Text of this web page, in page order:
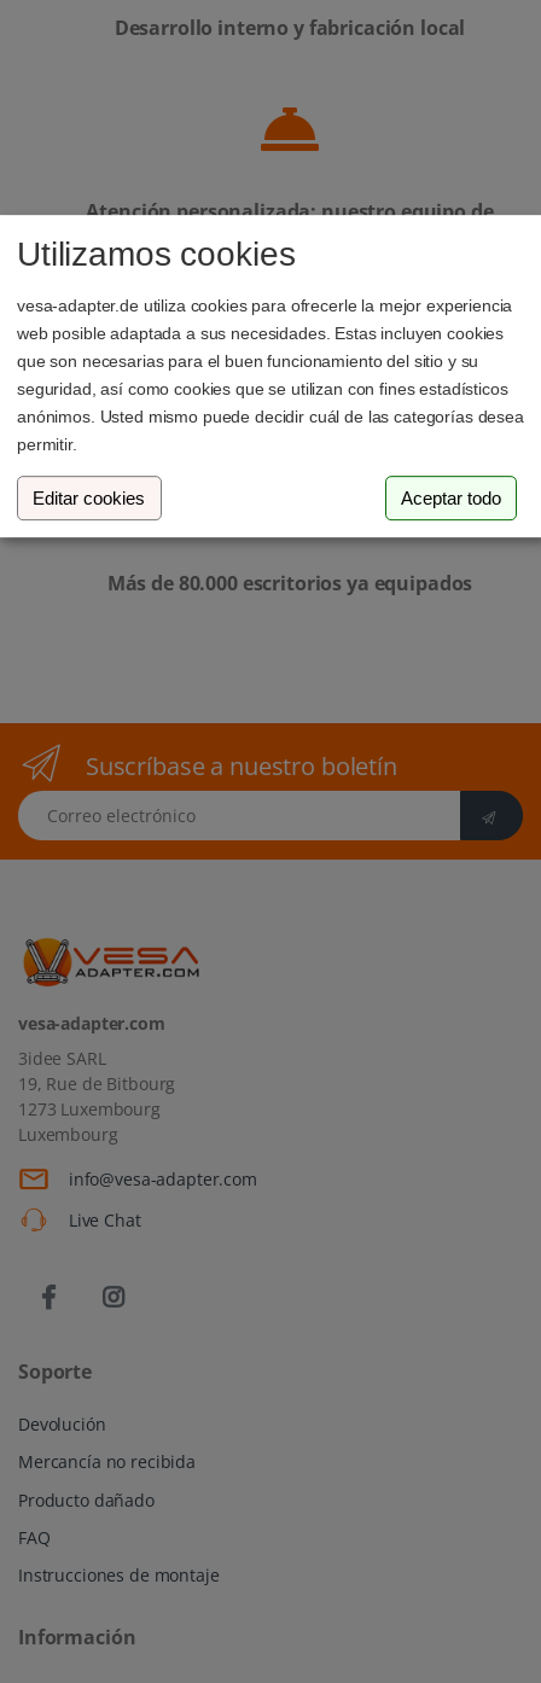
Desarrollo interno y fabricación local
Atención personalizada: nuestro equipo de
soporte siempre está a tu disposición
Empresa familiar de Luxemburgo
Más de 80.000 escritorios ya equipados
Suscríbase a nuestro boletín
Correo electrónico
vesa-adapter.com
3idee SARL
19, Rue de Bitbourg
1273 Luxembourg
Luxembourg
info@vesa-adapter.com
Live Chat
Soporte
Devolución
Mercancía no recibida
Producto dañado
FAQ
Instrucciones de montaje
Información
Utilizamos cookies
vesa-adapter.de utiliza cookies para ofrecerle la mejor experiencia
web posible adaptada a sus necesidades. Estas incluyen cookies
que son necesarias para el buen funcionamiento del sitio y su
seguridad, así como cookies que se utilizan con fines estadísticos
anónimos. Usted mismo puede decidir cuál de las categorías desea
permitir.
Editar cookies Aceptar todo